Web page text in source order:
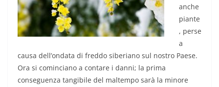
anche
piante
, perse
a
causa dell’ondata di freddo siberiano sul nostro Paese.
Ora si cominciano a contare i danni; la prima
conseguenza tangibile del maltempo sarà la minore